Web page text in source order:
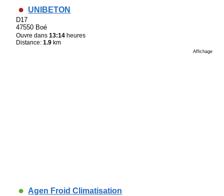
UNIBETON
D17
47550 Boé
Ouvre dans13:14 heures
Distance:1.9 km
Affichage
Agen Froid Climatisation